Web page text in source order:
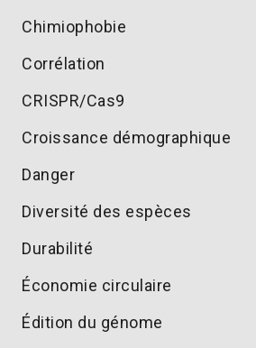
Chimiophobie
Corrélation
CRISPR/Cas9
Croissance démographique
Danger
Diversité des espèces
Durabilité
Économie circulaire
Édition du génome